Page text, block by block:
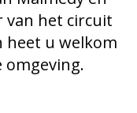
van het circuit
heet u welkom
omgeving.